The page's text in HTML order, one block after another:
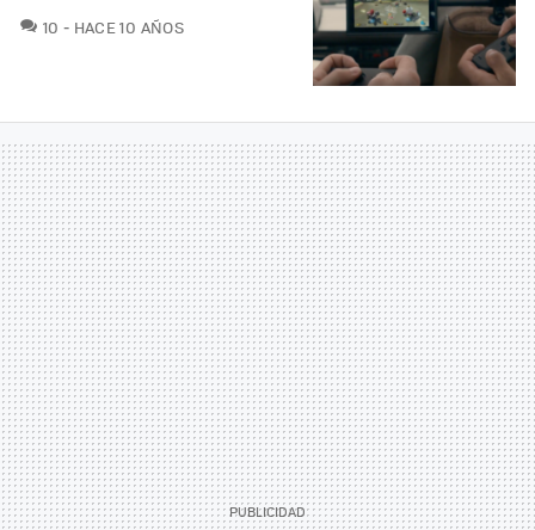
10 COMENTARIOS
HACE 10 AÑOS